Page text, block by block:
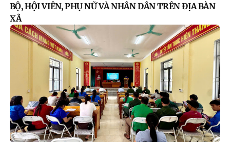
BỘ, HỘI VIÊN, PHỤ NỮ VÀ NHÂN DÂN TRÊN ĐỊA BÀN
XÃ